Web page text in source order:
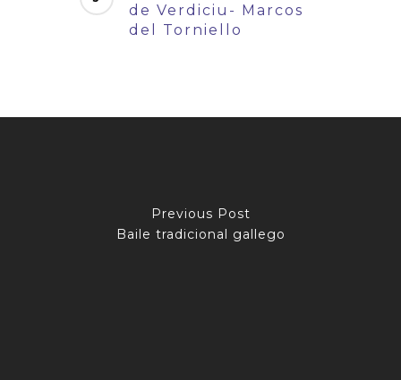
de Verdiciu- Marcos
del Torniello
Previous Post
Baile tradicional gallego